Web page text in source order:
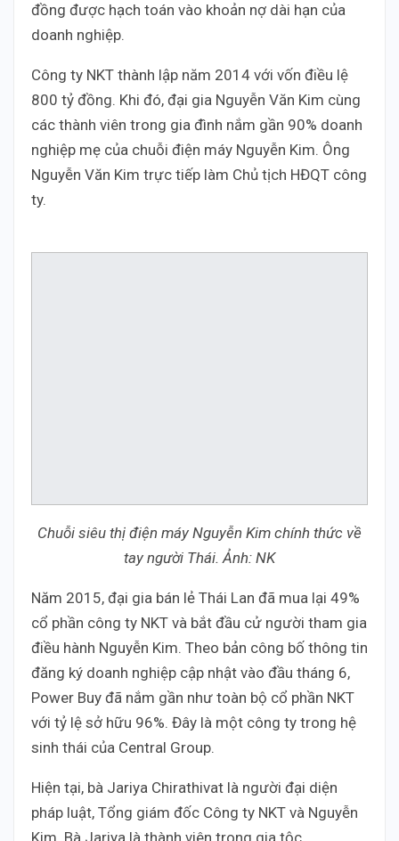
đồng được hạch toán vào khoản nợ dài hạn của
doanh nghiệp.
Công ty NKT thành lập năm 2014 với vốn điều lệ
800 tỷ đồng. Khi đó, đại gia Nguyễn Văn Kim cùng
các thành viên trong gia đình nắm gần 90% doanh
nghiệp mẹ của chuỗi điện máy Nguyễn Kim. Ông
Nguyễn Văn Kim trực tiếp làm Chủ tịch HĐQT công
ty.
Chuỗi siêu thị điện máy Nguyễn Kim chính thức về
tay người Thái. Ảnh: NK
Năm 2015, đại gia bán lẻ Thái Lan đã mua lại 49%
cổ phần công ty NKT và bắt đầu cử người tham gia
điều hành Nguyễn Kim. Theo bản công bố thông tin
đăng ký doanh nghiệp cập nhật vào đầu tháng 6,
Power Buy đã nắm gần như toàn bộ cổ phần NKT
với tỷ lệ sở hữu 96%. Đây là một công ty trong hệ
sinh thái của Central Group.
Hiện tại, bà Jariya Chirathivat là người đại diện
pháp luật, Tổng giám đốc Công ty NKT và Nguyễn
Kim. Bà Jariya là thành viên trong gia tộc